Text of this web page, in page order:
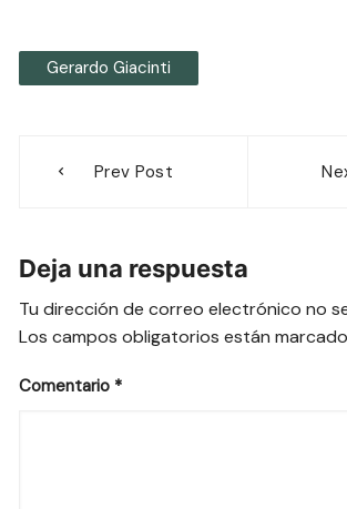
Gerardo Giacinti
Prev Post
Deja una respuesta
Tu dirección de correo electrónico no
Los campos obligatorios están
Comentario *